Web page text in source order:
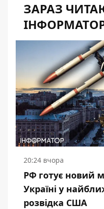
ЗАРАЗ
20:24 вчора
РФ готує новий
Україні у
розвідка США